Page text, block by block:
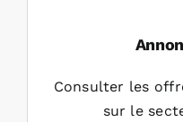
Consulter les
sur le